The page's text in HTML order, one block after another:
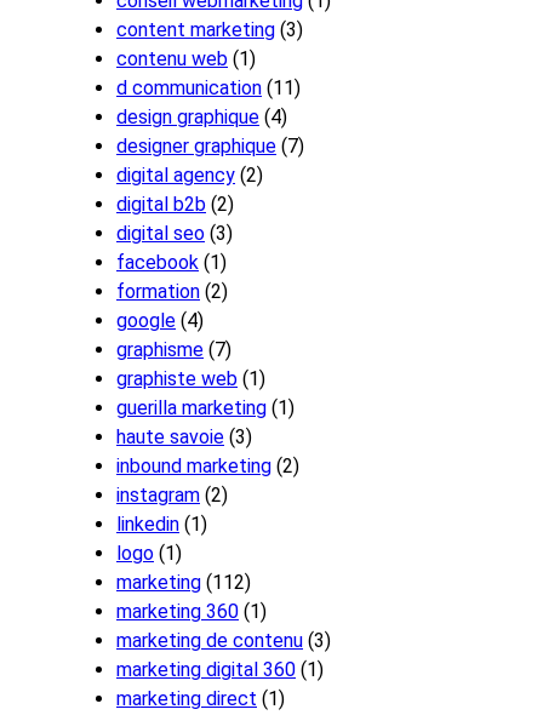
content marketing (3)
contenu web (1)
d communication (11)
design graphique (4)
designer graphique (7)
digital agency (2)
digital b2b (2)
digital seo (3)
facebook (1)
formation (2)
google (4)
graphisme (7)
graphiste web (1)
guerilla marketing (1)
haute savoie (3)
inbound marketing (2)
instagram (2)
linkedin (1)
logo (1)
marketing (112)
marketing 360 (1)
marketing de contenu (3)
marketing digital 360 (1)
marketing direct (1)